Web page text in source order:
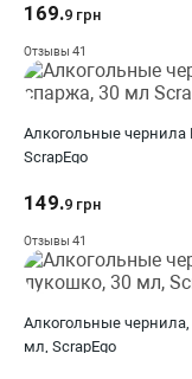
169.9 грн
Отзывы 41
Алкогольные чернила
ScrapEgo
149.9 грн
Отзывы 41
Алкогольные
мл, ScrapEgo